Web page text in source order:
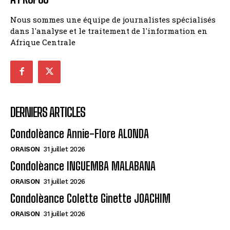
Nous sommes une équipe de journalistes spécialisés
dans l'analyse et le traitement de l'information en
Afrique Centrale
DERNIERS ARTICLES
Condolèance Annie-Flore ALONDA
ORAISON 31 juillet 2026
Condolèance INGUEMBA MALABANA
ORAISON 31 juillet 2026
Condolèance Colette Ginette JOACHIM
ORAISON 31 juillet 2026